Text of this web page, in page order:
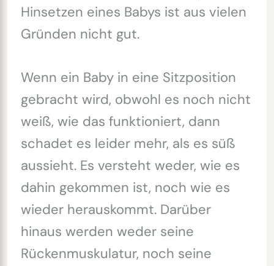
Hinsetzen eines Babys ist aus vielen
Gründen nicht gut.
Wenn ein Baby in eine Sitzposition
gebracht wird, obwohl es noch nicht
weiß, wie das funktioniert, dann
schadet es leider mehr, als es süß
aussieht. Es versteht weder, wie es
dahin gekommen ist, noch wie es
wieder herauskommt. Darüber
hinaus werden weder seine
Rückenmuskulatur, noch seine